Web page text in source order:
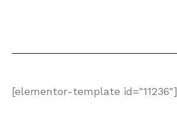
[elementor-template id="11236"]